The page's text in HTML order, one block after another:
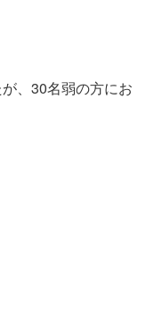
、30名弱の方にお